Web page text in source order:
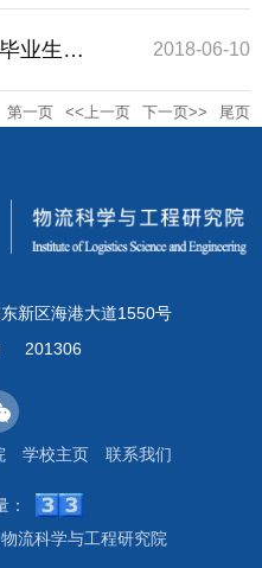
业生工 2018-06-10
第一页 <<上一页 下一页>> 尾页
东新区海港大道1550号
201306
学校主页 联系我们
：
流科学与工程研究院